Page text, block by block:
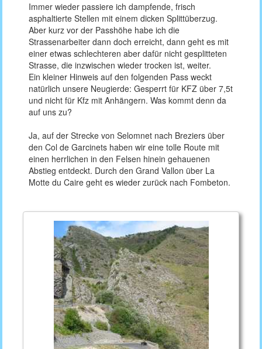
Immer wieder passiere ich dampfende, frisch
asphaltierte Stellen mit einem dicken Splittüberzug.
Aber kurz vor der Passhöhe habe ich die
Strassenarbeiter dann doch erreicht, dann geht es mit
einer etwas schlechteren aber dafür nicht gesplitteten
Strasse, die inzwischen wieder trocken ist, weiter.
Ein kleiner Hinweis auf den folgenden Pass weckt
natürlich unsere Neugierde: Gesperrt für KFZ über 7,5t
und nicht für Kfz mit Anhängern. Was kommt denn da
auf uns zu?
Ja, auf der Strecke von Selomnet nach Breziers über
den Col de Garcinets haben wir eine tolle Route mit
einen herrlichen in den Felsen hinein gehauenen
Abstieg entdeckt. Durch den Grand Vallon über La
Motte du Caire geht es wieder zurück nach Fombeton.